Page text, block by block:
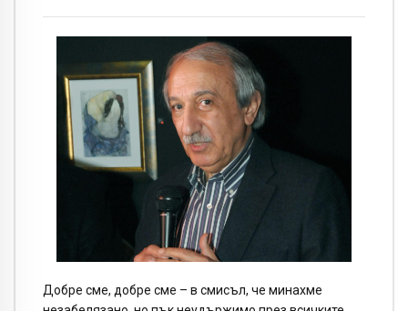
Добре сме, добре сме – в смисъл, че минахме